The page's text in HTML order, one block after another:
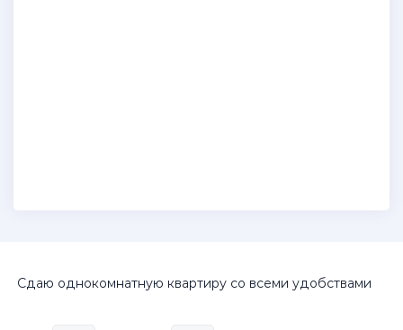
Сдаю однокомнатную квартиру со всеми удобствами